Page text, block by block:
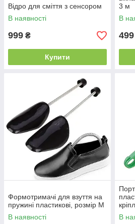
Відро для сміття з сенсором
В наявності
999 ₴
Купити
3 м
В
499
Формотримачі для взуття на
пружині пластикові, розмір М
В наявності
В